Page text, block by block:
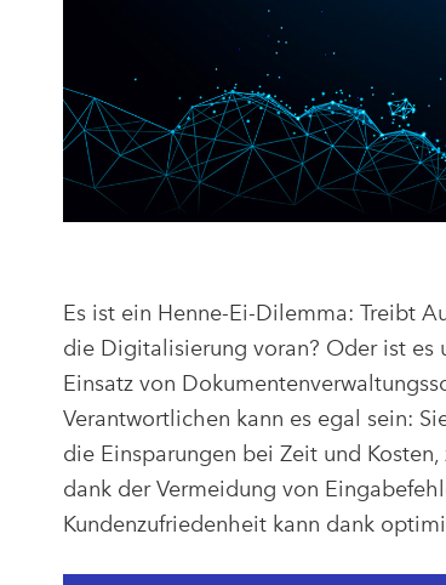
Es ist ein Henne-Ei-Dilemma: Treibt
die Digitalisierung voran? Oder ist
Einsatz von
Verantwortlichen kann es egal sein:
die Einsparungen bei Zeit und
dank der Vermeidung von
Kundenzufriedenheit kann dank